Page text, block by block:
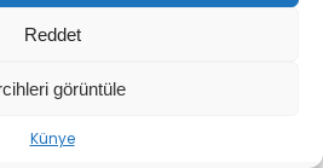
Reddet
görüntüle
Künye
ulaşım ve altyapısını
devam edeceğiz. Özellikle
Ankara-Niğde Otoyolu’na
Çevre Yolu üstyapı